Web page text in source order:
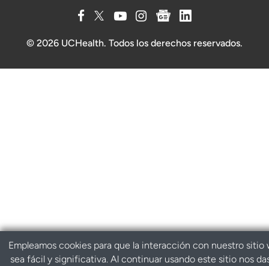
© 2026 UCHealth. Todos los derechos reservados.
Empleamos cookies para que la interacción con nuestro sitio
sea fácil y significativa. Al continuar usando este sitio nos